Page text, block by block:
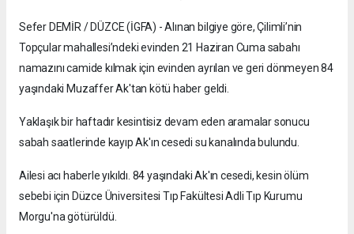
Sefer DEMİR / DÜZCE (İGFA) - Alınan bilgiye göre, Çilimli’nin
Topçular mahallesi’ndeki evinden 21 Haziran Cuma sabahı
namazını camide kılmak için evinden ayrılan ve geri dönmeyen 84
yaşındaki Muzaffer Ak'tan kötü haber geldi.
Yaklaşık bir haftadır kesintisiz devam eden aramalar sonucu
sabah saatlerinde kayıp Ak'ın cesedi su kanalında bulundu.
Ailesi acı haberle yıkıldı. 84 yaşındaki Ak'ın cesedi, kesin ölüm
sebebi için Düzce Üniversitesi Tıp Fakültesi Adli Tıp Kurumu
Morgu'na götürüldü.